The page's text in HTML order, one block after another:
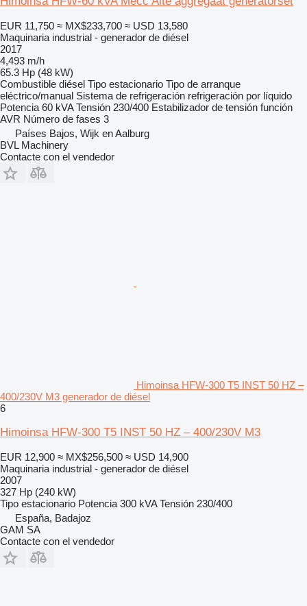
EUR 11,750 ≈ MX$233,700 ≈ USD 13,580
Maquinaria industrial - generador de diésel
2017
4,493 m/h
65.3 Hp (48 kW)
Combustible diésel Tipo estacionario Tipo de arranque
eléctrico/manual Sistema de refrigeración refrigeración por líquido
Potencia 60 kVA Tensión 230/400 Estabilizador de tensión función
AVR Número de fases 3
Países Bajos, Wijk en Aalburg
BVL Machinery
Contacte con el vendedor
Himoinsa HFW-300 T5 INST 50 HZ –
400/230V M3 generador de diésel
6
Himoinsa HFW-300 T5 INST 50 HZ – 400/230V M3
EUR 12,900 ≈ MX$256,500 ≈ USD 14,900
Maquinaria industrial - generador de diésel
2007
327 Hp (240 kW)
Tipo estacionario Potencia 300 kVA Tensión 230/400
España, Badajoz
GAM SA
Contacte con el vendedor